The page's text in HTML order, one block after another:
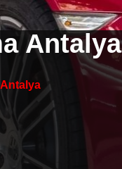
Antalya